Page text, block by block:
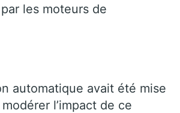
les moteurs de
automatique avait été mise
l’impact de ce